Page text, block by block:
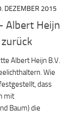
DEZEMBER 2015
Albert Heijn
Albert Heijn B.V.
Wie
dass
mit
Baum) die